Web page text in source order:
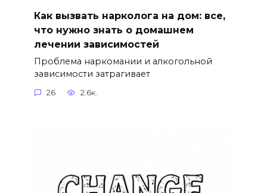
Как вызвать нарколога на дом: все,
что нужно знать о домашнем
лечении зависимостей
Проблема наркомании и алкогольной
зависимости затрагивает
26 2.6к.